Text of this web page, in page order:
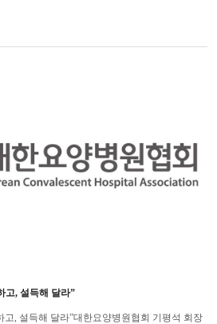
고, 설득해 달라”
고, 설득해 달라”대한요양병원협회 기평석 회장